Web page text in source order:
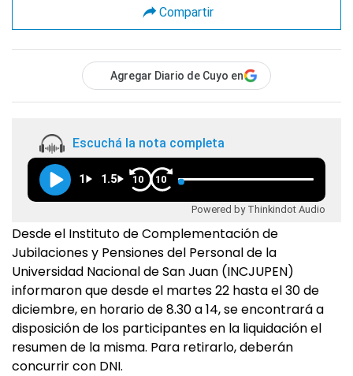
Compartir
Agregar Diario de Cuyo en
Escuchá la nota completa
1 1.5 10 10
Powered by Thinkindot Audio
Desde el Instituto de Complementación de
Jubilaciones y Pensiones del Personal de la
Universidad Nacional de San Juan (INCJUPEN)
informaron que desde el martes 22 hasta el 30 de
diciembre, en horario de 8.30 a 14, se encontrará a
disposición de los participantes en la liquidación el
resumen de la misma. Para retirarlo, deberán
concurrir con DNI.